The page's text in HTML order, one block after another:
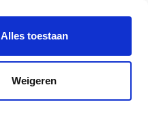
Alles toestaan
Weigeren
NL-NL